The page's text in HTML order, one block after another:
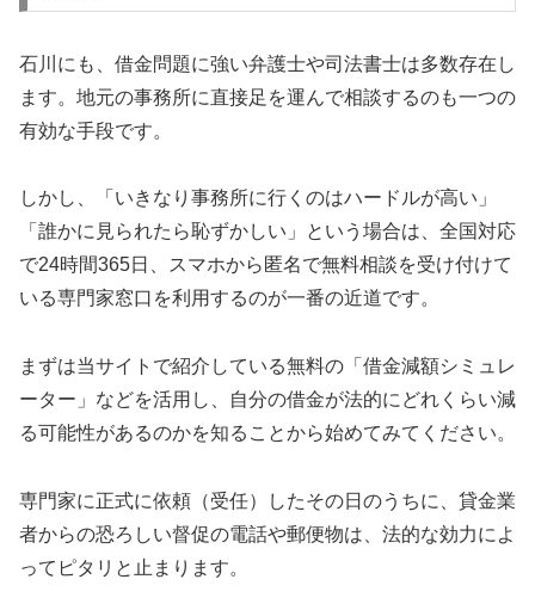
石川にも、借金問題に強い弁護士や司法書士は多数存在し
ます。地元の事務所に直接足を運んで相談するのも一つの
有効な手段です。
しかし、「いきなり事務所に行くのはハードルが高い」
「誰かに見られたら恥ずかしい」という場合は、全国対応
で24時間365日、スマホから匿名で無料相談を受け付けて
いる専門家窓口を利用するのが一番の近道です。
まずは当サイトで紹介している無料の「借金減額シミュレ
ーター」などを活用し、自分の借金が法的にどれくらい減
る可能性があるのかを知ることから始めてみてください。
専門家に正式に依頼（受任）したその日のうちに、貸金業
者からの恐ろしい督促の電話や郵便物は、法的な効力によ
ってピタリと止まります。